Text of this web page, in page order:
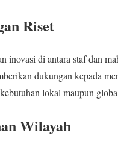
Riset
inovasi di antara staf dan
dukungan kepada
lokal maupun
Wilayah